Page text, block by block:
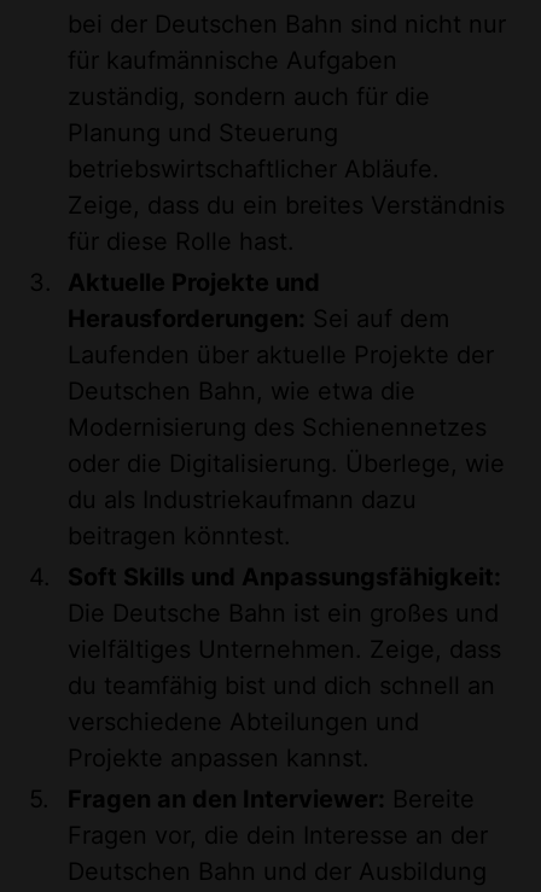
bei der Deutschen Bahn sind nicht nur
für kaufmännische Aufgaben
zuständig, sondern auch für die
Planung und Steuerung
betriebswirtschaftlicher Abläufe.
Zeige, dass du ein breites Verständnis
für diese Rolle hast.
Aktuelle Projekte und
Herausforderungen: Sei auf dem
Laufenden über aktuelle Projekte der
Deutschen Bahn, wie etwa die
Modernisierung des Schienennetzes
oder die Digitalisierung. Überlege, wie
du als Industriekaufmann dazu
beitragen könntest.
Soft Skills und Anpassungsfähigkeit:
Die Deutsche Bahn ist ein großes und
vielfältiges Unternehmen. Zeige, dass
du teamfähig bist und dich schnell an
verschiedene Abteilungen und
Projekte anpassen kannst.
Fragen an den Interviewer: Bereite
Fragen vor, die dein Interesse an der
Deutschen Bahn und der Ausbildung